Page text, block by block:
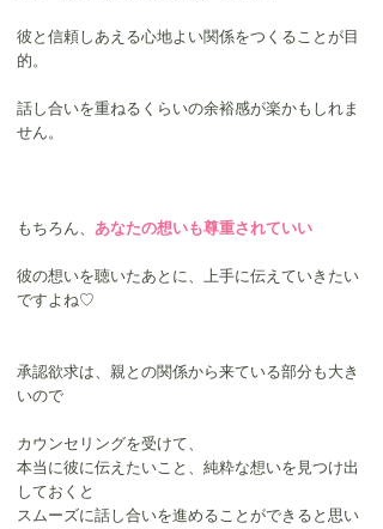
彼と信頼しあえる心地よい関係をつくることが目
的。
話し合いを重ねるくらいの余裕感が楽かもしれま
せん。
もちろん、 あなたの想いも尊重されていい
彼の想いを聴いたあとに、上手に伝えていきたい
ですよね♡
承認欲求は、親との関係から来ている部分も大き
いので
カウンセリングを受けて、
本当に彼に伝えたいこと、純粋な想いを見つけ出
しておくと
スムーズに話し合いを進めることができると思い